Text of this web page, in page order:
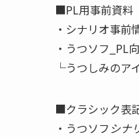
■PL用事前資料
・シナリオ事前
・うつソフ_PL
└うつしみのア
■クラシック表
・うつソフ シナ